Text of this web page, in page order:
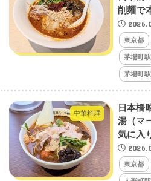
削麺で
東京都
茅場町駅
茅場町駅
中華料理
日本橋
湯（マ
気に入
東京都